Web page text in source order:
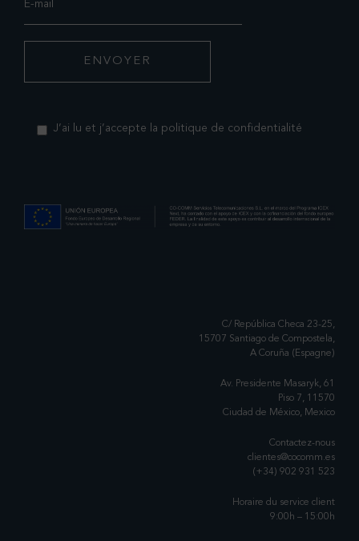
J’ai lu et j’accepte la politique de confidentialité
C/ República Checa 23-25,
15707 Santiago de Compostela,
A Coruña (Espagne)
Av. Presidente Masaryk, 61
Piso 7, 11570
Ciudad de México, Mexico
Contactez-nous
clientes@cocomm.es
(+34) 902 931 523
Horaire du service client
9:00h – 15:00h